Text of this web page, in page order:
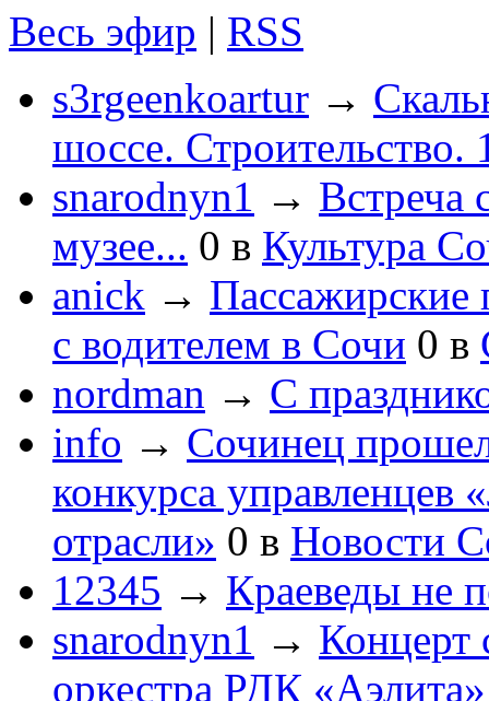
Весь эфир | RSS
s3rgeenkoartur →
шоссе. Строительство.
snarodnyn1 → Встреча
музее... 0 в Культура
anick → Пассажирские
с водителем в Сочи 0 в
nordman → С
info → Сочинец
конкурса управленцев
отрасли» 0 в Новости
12345 → Краеведы не
snarodnyn1 → Концерт
оркестра РДК